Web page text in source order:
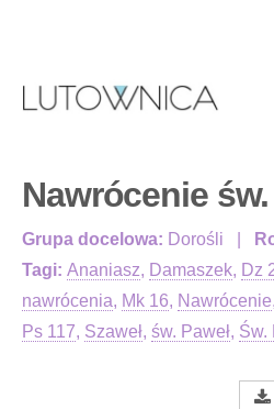
Nawrócenie św.
Grupa docelowa: Dorośli
Tagi: Ananiasz, Damaszek, Dz
nawrócenia, Mk 16, Nawrócenie,
Ps 117, Szaweł, św. Paweł, Św.